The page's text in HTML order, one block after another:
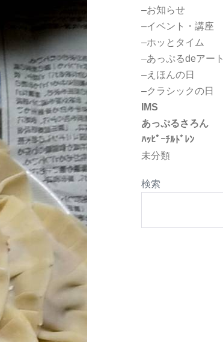
–お知らせ
–イベント・講座
–ホッとタイム
–あっぷるdeアート
–えほんの日
–クラシックの日
IMS
あっぷるさろん
ﾊｯﾋﾟｰﾁﾙﾄﾞﾚﾝ
未分類
検索